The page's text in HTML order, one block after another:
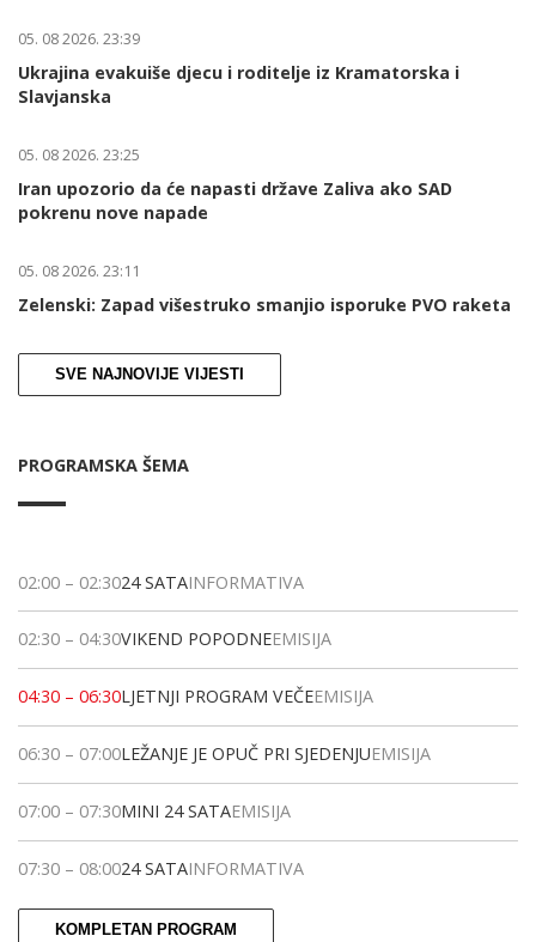
05. 08 2026. 23:39
Ukrajina evakuiše djecu i roditelje iz Kramatorska i
Slavjanska
05. 08 2026. 23:25
Iran upozorio da će napasti države Zaliva ako SAD
pokrenu nove napade
05. 08 2026. 23:11
Zelenski: Zapad višestruko smanjio isporuke PVO raketa
SVE NAJNOVIJE VIJESTI
PROGRAMSKA ŠEMA
02:00 – 02:3024 SATAINFORMATIVA
02:30 – 04:30VIKEND POPODNEEMISIJA
04:30 – 06:30LJETNJI PROGRAM VEČEEMISIJA
06:30 – 07:00LEŽANJE JE OPUČ PRI SJEDENJUEMISIJA
07:00 – 07:30MINI 24 SATAEMISIJA
07:30 – 08:0024 SATAINFORMATIVA
KOMPLETAN PROGRAM